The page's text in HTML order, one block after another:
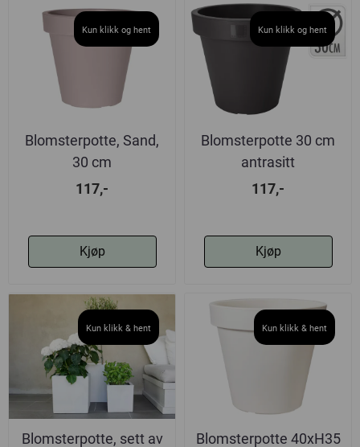
Kun klikk og hent
Blomsterpotte, Sand,
30 cm
117,-
Kjøp
Kun klikk og hent
Blomsterpotte 30 cm
antrasitt
117,-
Kjøp
Kun klikk & hent
Blomsterpotte, sett av
Kun klikk & hent
Blomsterpotte 40xH35